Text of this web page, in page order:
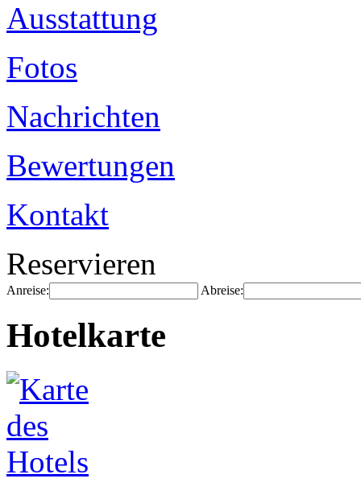
Ausstattung
Fotos
Nachrichten
Bewertungen
Kontakt
Reservieren
Anreise: Abreise:
Hotelkarte